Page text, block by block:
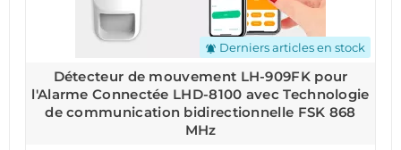
notifications_active Derniers articles en stock
Détecteur de mouvement LH-909FK pour
l'Alarme Connectée LHD-8100 avec Technologie
de communication bidirectionnelle FSK 868
MHz